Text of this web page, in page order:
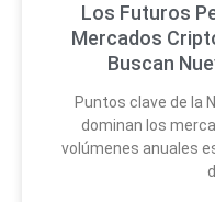
Los Futuros
Mercados
Buscan
Puntos clave de la
dominan los
volúmenes anuales